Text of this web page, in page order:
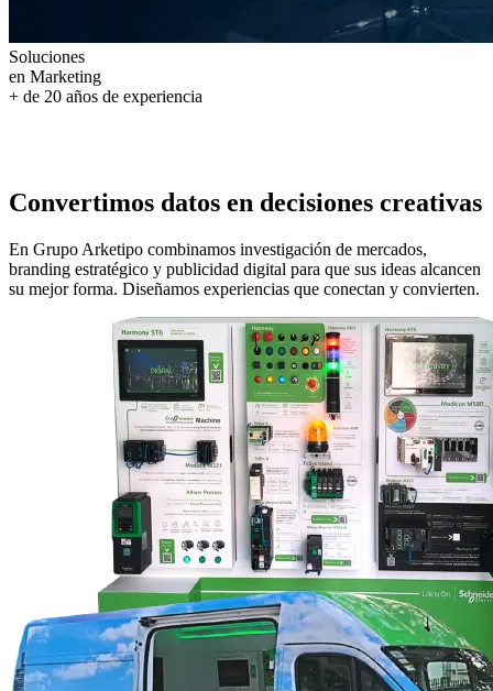
Soluciones
en Marketing
+ de 20 años de experiencia
Convertimos datos en decisiones creativas
En Grupo Arketipo combinamos investigación de mercados,
branding estratégico y publicidad digital para que sus ideas alcancen
su mejor forma. Diseñamos experiencias que conectan y convierten.